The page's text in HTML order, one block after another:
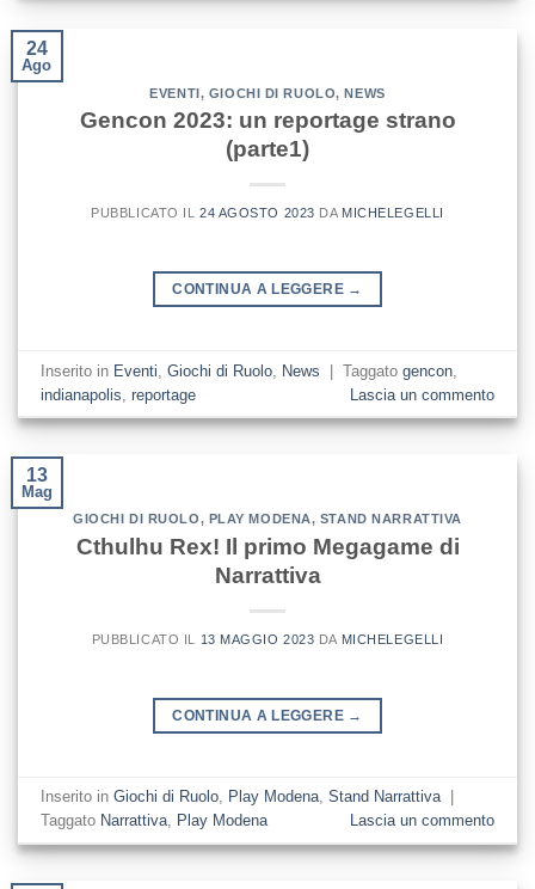
24
Ago
EVENTI, GIOCHI DI RUOLO,NEWS
Gencon 2023: un reportage strano
(parte1)
PUBBLICATO IL 24 AGOSTO 2023 DA MICHELEGELLI
CONTINUA A LEGGERE →
Inserito in Eventi ,Giochi di Ruolo News | Taggatogencon
indianapolis ,reportage Lascia un commento
13
Mag
GIOCHI DI RUOLO, PLAY MODENA, STAND NARRATTIVA
Cthulhu Rex! Il primo Megagame di
Narrattiva
PUBBLICATO IL 13 MAGGIO 2023 DA MICHELEGELLI
CONTINUA A LEGGERE →
Inserito inGiochi di Ruolo, Play Modena,Stand Narrattiva
Taggato Narrattiva, Play Modena Lascia un commento